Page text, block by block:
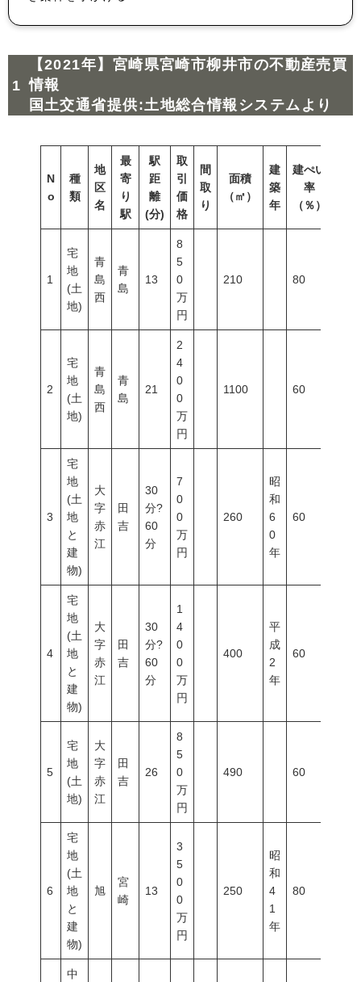
【2021年】宮崎県宮崎市柳井市の不動産売買
情報
国土交通省提供:土地総合情報システムより
N
o
種
類
地
区
名
最
寄
り
駅
駅
距
離
(分)
取
引
価
格
間
取
り
面積
（㎡）
建
築
年
建ぺい
率
（％）
1
宅
地
(土
地)
青
島
西
青
島
13
8
5
0
万
円
210 80
2
宅
地
(土
地)
青
島
西
青
島
21
2
4
0
0
万
円
1100 60
3
宅
地
(土
地
と
建
物)
大
字
赤
江
田
吉
30
分?
60
分
7
0
0
万
円
260
昭
和
6
0
年
60
4
宅
地
(土
地
と
建
物)
大
字
赤
江
田
吉
30
分?
60
分
1
4
0
0
万
円
400
平
成
2
年
60
5
宅
地
(土
地)
大
字
赤
江
田
吉
26
8
5
0
万
円
490 60
6
宅
地
(土
地
と
建
物)
旭
宮
崎
13
3
5
0
0
万
円
250
昭
和
4
1
年
80
中